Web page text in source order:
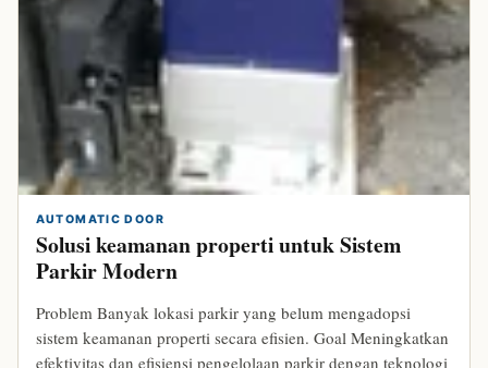
AUTOMATIC DOOR
Solusi keamanan properti untuk Sistem
Parkir Modern
Problem Banyak lokasi parkir yang belum mengadopsi
sistem keamanan properti secara efisien. Goal Meningkatkan
efektivitas dan efisiensi pengelolaan parkir dengan teknologi